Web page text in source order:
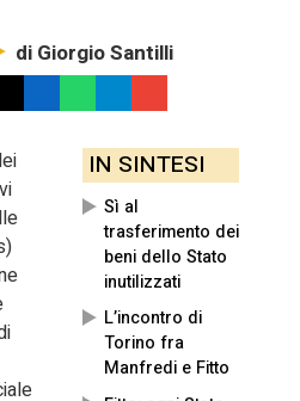
di Giorgio Santilli
IN SINTESI
Sì al
trasferimento dei
beni dello Stato
inutilizzati
L’incontro di
Torino fra
Manfredi e Fitto